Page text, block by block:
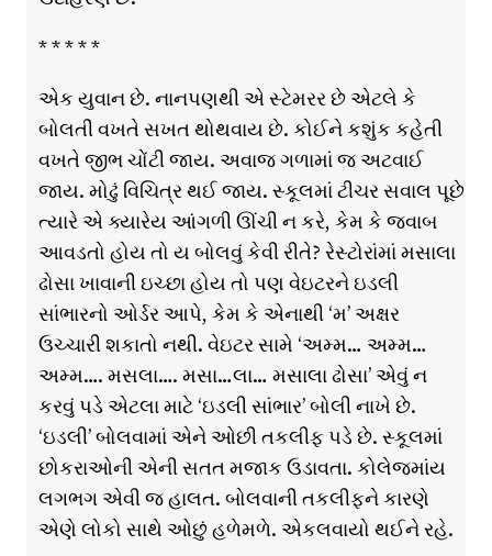
* * * * *
એક યુવાન છે. નાનપણથી એ સ્ટેમરર છે એટલે કે
બોલતી વખતે સખત થોથવાય છે. કોઈને કશુંક કહેતી
વખતે જીભ ચોંટી જાય. અવાજ ગળામાં જ અટવાઈ
જાય. મોઢું વિચિત્ર થઈ જાય. સ્કૂલમાં ટીચર સવાલ પૂછે
ત્યારે એ ક્યારેય આંગળી ઊંચી ન કરે, કેમ કે જવાબ
આવડતો હોય તો ય બોલવું કેવી રીતે? રેસ્ટોરાંમાં મસાલા
ઢોસા ખાવાની ઇચ્છા હોય તો પણ વેઇટરને ઇડલી
સાંભારનો ઓર્ડર આપે, કેમ કે એનાથી ‘મ’ અક્ષર
ઉચ્ચારી શકાતો નથી. વેઇટર સામે ‘અમ્મ… અમ્મ…
અમ્મ…. મસલા…. મસા…લા… મસાલા ઢોસા’ એવું ન
કરવું પડે એટલા માટે ‘ઇડલી સાંભાર’ બોલી નાખે છે.
‘ઇડલી’ બોલવામાં એને ઓછી તકલીફ પડે છે. સ્કૂલમાં
છોકરાઓની એની સતત મજાક ઉડાવતા. કોલેજમાંય
લગભગ એવી જ હાલત. બોલવાની તકલીફને કારણે
એણે લોકો સાથે ઓછું હળેમળે. એકલવાયો થઈને રહે.